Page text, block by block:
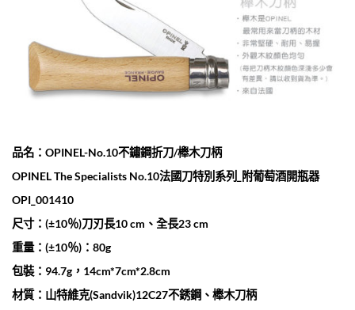
品名：OPINEL-No.10不鏽鋼折刀/櫸木刀柄
OPINEL The Specialists No.10法國刀特別系列_附葡萄酒開瓶器
OPI_001410
尺寸：(±10％)刀刃長10 cm、全長23 cm
重量：(±10％)：80g
包裝：94.7g，14cm*7cm*2.8cm
材質：山特維克(Sandvik)12C27不銹鋼、櫸木刀柄